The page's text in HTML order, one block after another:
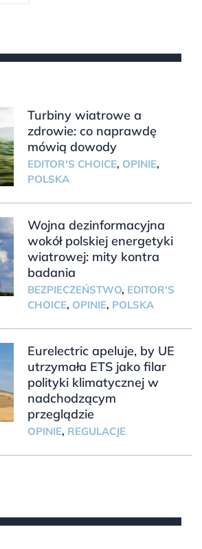
Turbiny wiatrowe a
zdrowie: co naprawdę
mówią dowody
EDITOR'S CHOICE, OPINIE,
POLSKA
Wojna dezinformacyjna
wokół polskiej energetyki
wiatrowej: mity kontra
badania
BEZPIECZEŃSTWO, EDITOR'S
CHOICE, OPINIE, POLSKA
Eurelectric apeluje, by UE
utrzymała ETS jako filar
polityki klimatycznej w
nadchodzącym
przeglądzie
OPINIE, REGULACJE